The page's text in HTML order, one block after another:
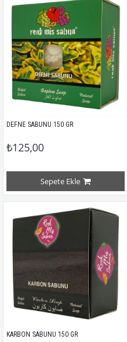
DEFNE SABUNU 150 GR
₺125,00
Sepete Ekle
KARBON SABUNU 150 GR